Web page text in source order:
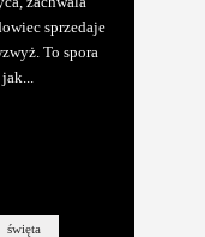
sprzedaje
To spora
jak
święta